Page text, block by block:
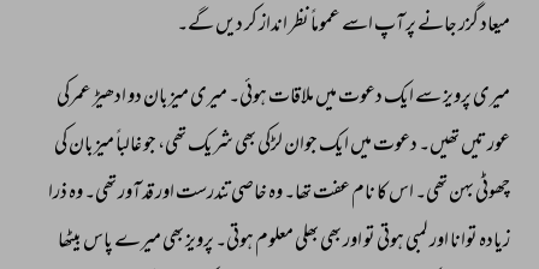
میعاد گزر جانے پر آپ اسے عموماً نظر انداز کر دیں گے۔
میری پرویز سے ایک دعوت میں ملاقات ہوئی۔ میری میزبان دو ادھیڑ عمرکی
عورتیں تھیں۔ دعوت میں ایک جوان لڑکی بھی شریک تھی، جو غالباً میزبان کی
چھوٹی بہن تھی۔ اس کا نام عفت تھا۔ وہ خاصی تندرست اور قد آور تھی۔ وہ ذرا
زیادہ توانا اور لمبی ہوتی تو اور بھی بھلی معلوم ہوتی۔ پرویز بھی میرے پاس بیٹھا